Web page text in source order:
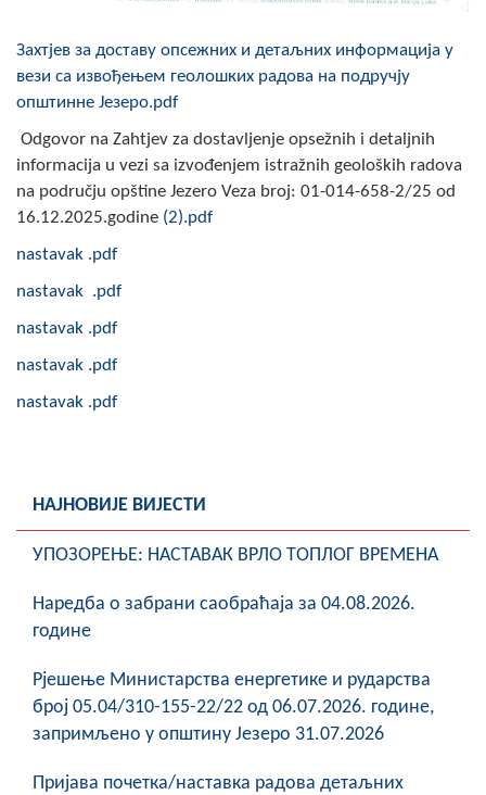
Геоистраживања
ФИНАНСИЈЕ
ПРИВРЕДА
Пољопривреда
Туризам
Спорт
Захтјев за доставу опсежних и детаљних информација у
вези са извођењем геолошких радова на подручју
општинне Језеро.pdf
Odgovor na Zahtjev za dostavljenje opsežnih i detaljnih
informacija u vezi sa izvođenjem istražnih geoloških radova
na području opštine Jezero Veza broj: 01-014-658-2/25 od
16.12.2025.godine (2).pdf
nastavak .pdf
nastavak .pdf
nastavak .pdf
nastavak .pdf
nastavak .pdf
НАЈНОВИЈЕ ВИЈЕСТИ
УПОЗОРЕЊЕ: НАСТАВАК ВРЛО ТОПЛОГ ВРЕМЕНА
Наредба о забрани саобраћаја за 04.08.2026.
године
Рјешење Министарства енергетике и рударства
број 05.04/310-155-22/22 од 06.07.2026. године,
запримљено у општину Језеро 31.07.2026
Пријава почетка/наставка радова детаљних